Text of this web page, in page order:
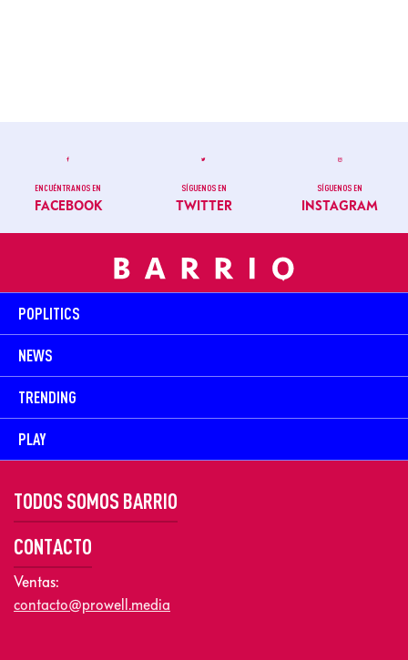
ENCUÉNTRANOS EN
FACEBOOK
SÍGUENOS EN
TWITTER
SÍGUENOS EN
INSTAGRAM
POPLITICS
NEWS
TRENDING
PLAY
TODOS SOMOS BARRIO
CONTACTO
Ventas:
contacto@prowell.media